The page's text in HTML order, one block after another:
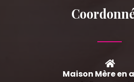
Maison Mère en